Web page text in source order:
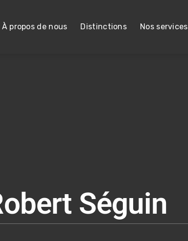
À propos de nous Distinctions Nos services
Séguin